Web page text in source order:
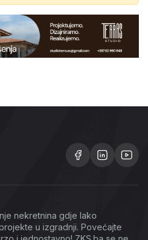
nekretnina gdje lako
u izgradnji. Povećajte